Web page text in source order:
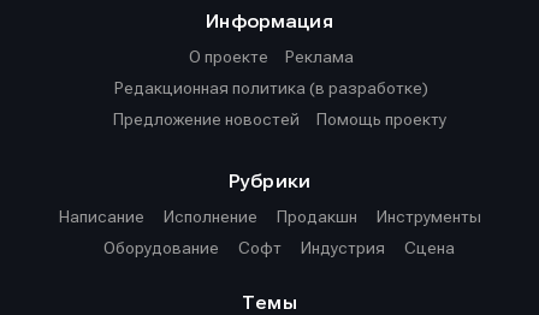
Информация
О проекте
Реклама
Редакционная политика (в разработке)
Предложение новостей
Помощь проекту
Рубрики
Написание
Исполнение Продакшн
Инструменты
Оборудование
Софт Индустрия Сцена
Темы